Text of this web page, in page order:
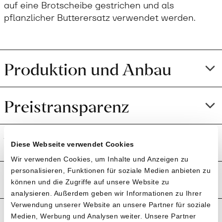
Diese Webseite verwendet Cookies
Wir verwenden Cookies, um Inhalte und Anzeigen zu
personalisieren, Funktionen für soziale Medien anbieten zu
können und die Zugriffe auf unsere Website zu
analysieren. Außerdem geben wir Informationen zu Ihrer
Verwendung unserer Website an unsere Partner für soziale
Medien, Werbung und Analysen weiter. Unsere Partner
auf eine Brotscheibe gestrichen und als
pflanzlicher Butterersatz verwendet werden.
Produktion und Anbau
Preistransparenz
Weitere Informationen
Rezensionen